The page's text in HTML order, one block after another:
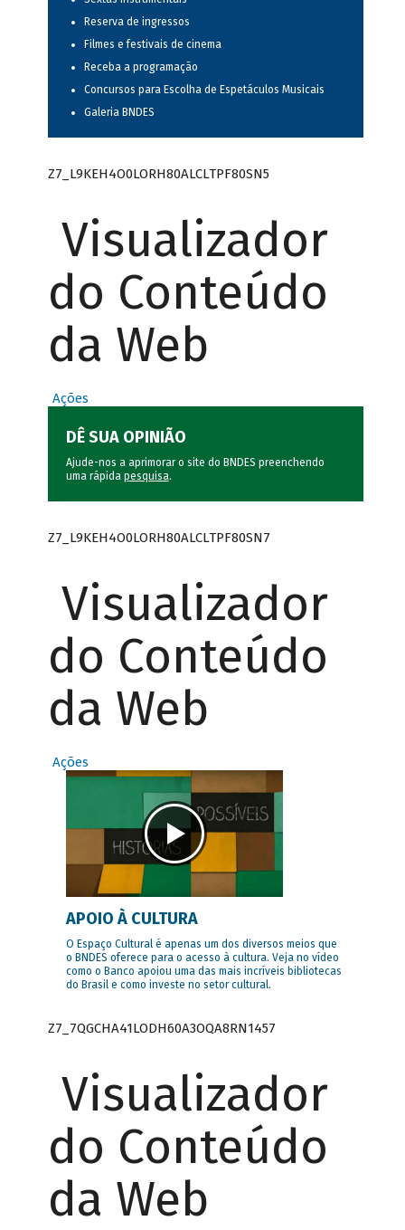
Reserva de ingressos
Filmes e festivais de cinema
Receba a programação
Concursos para Escolha de Espetáculos Musicais
Galeria BNDES
Z7_L9KEH4O0LORH80ALCLTPF80SN5
Visualizador
do Conteúdo
da Web
Ações
DÊ SUA OPINIÃO
Ajude-nos a aprimorar o site do BNDES preenchendo
uma rápida pesquisa.
Z7_L9KEH4O0LORH80ALCLTPF80SN7
Visualizador
do Conteúdo
da Web
Ações
APOIO À CULTURA
O Espaço Cultural é apenas um dos diversos meios que
o BNDES oferece para o acesso à cultura. Veja no vídeo
como o Banco apoiou uma das mais incríveis bibliotecas
do Brasil e como investe no setor cultural.
Z7_7QGCHA41LODH60A3OQA8RN1457
Visualizador
do Conteúdo
da Web